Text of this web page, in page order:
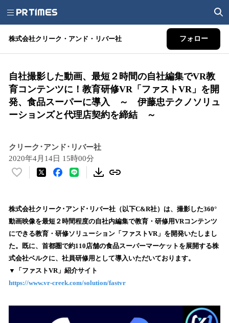
株式会社クリーク・アンド・リバー社 フォロー
自社撮影した動画、最短２時間の自社編集でVR教
育コンテンツに！教育研修VR「ファストVR」を開
発、食品スーパーに導入 ～ 伊藤忠テクノソリュ
ーションズと代理店契約を締結 ～
クリーク･アンド･リバー社
2020年4月14日 15時00分
い
！
数
を
読
込
み
中
す
株式会社クリーク･アンド･リバー社（以下C&R社）は、撮影した360°
動画映像を最短２時間程度の自社内編集で教育・研修用VRコンテンツ
にできる教育・研修ソリューション「ファストVR」を開発いたしまし
た。既に、首都圏で約110店舗の食品スーパーマーケットを展開する株
式会社ベルクに、社員研修用として導入いただいております。
▼「ファストVR」紹介サイト
https://www.vr-creek.com/solution/fastvr